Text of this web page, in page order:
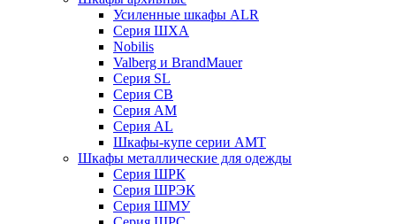
Усиленные шкафы ALR
Серия ШХА
Nobilis
Valberg и BrandMauer
Cерия SL
Серия СВ
Серия АМ
Серия AL
Шкафы-купе серии AMT
Шкафы металлические для одежды
Серия ШРК
Серия ШРЭК
Серия ШМУ